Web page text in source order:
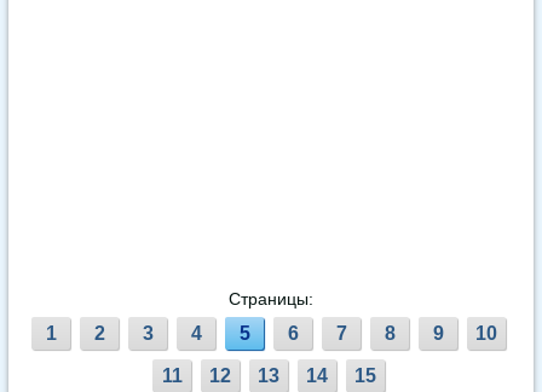
Страницы:
1 2 3 4 5 6 7 8 9 10
11 12 13 14 15